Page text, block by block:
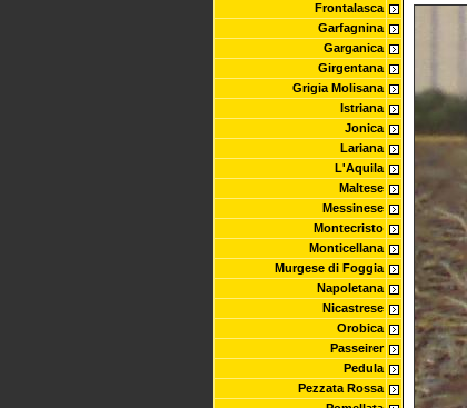
Frontalasca
Garfagnina
Garganica
Girgentana
Grigia Molisana
Istriana
Jonica
Lariana
L'Aquila
Maltese
Messinese
Montecristo
Monticellana
Murgese di Foggia
Napoletana
Nicastrese
Orobica
Passeirer
Pedula
Pezzata Rossa